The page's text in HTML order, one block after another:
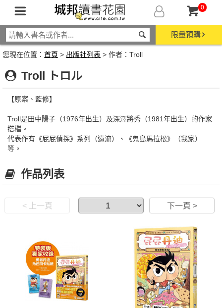
0
限量預購
您現在位置： 首頁 > 出版社列表 > 作者：Troll
Troll トロル
【原案、監修】
Troll是田中陽子（1976年出生）及深澤將秀（1981年出生）的作家
搭檔。
代表作有《屁屁偵探》系列（遠流）、《鬼島馬拉松》（我家）
等。
作品列表
< 上一頁 下一頁 >